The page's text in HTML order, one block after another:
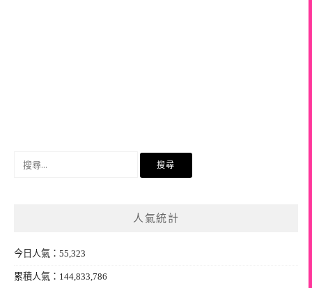
人氣統計
今日人氣：55,323
累積人氣：144,833,786